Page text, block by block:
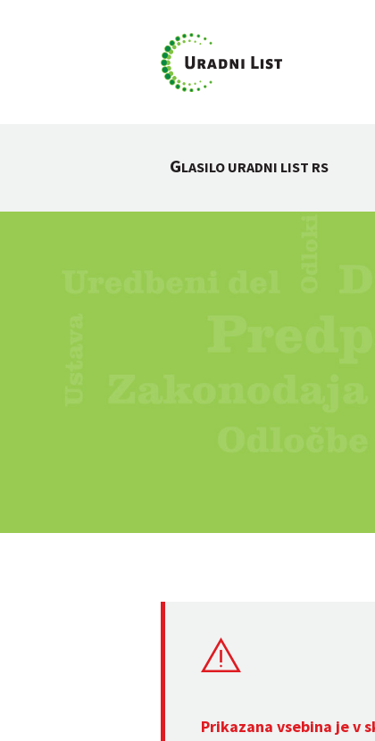
GLASILO URADNI LIST RS
Prikazana vsebina je v